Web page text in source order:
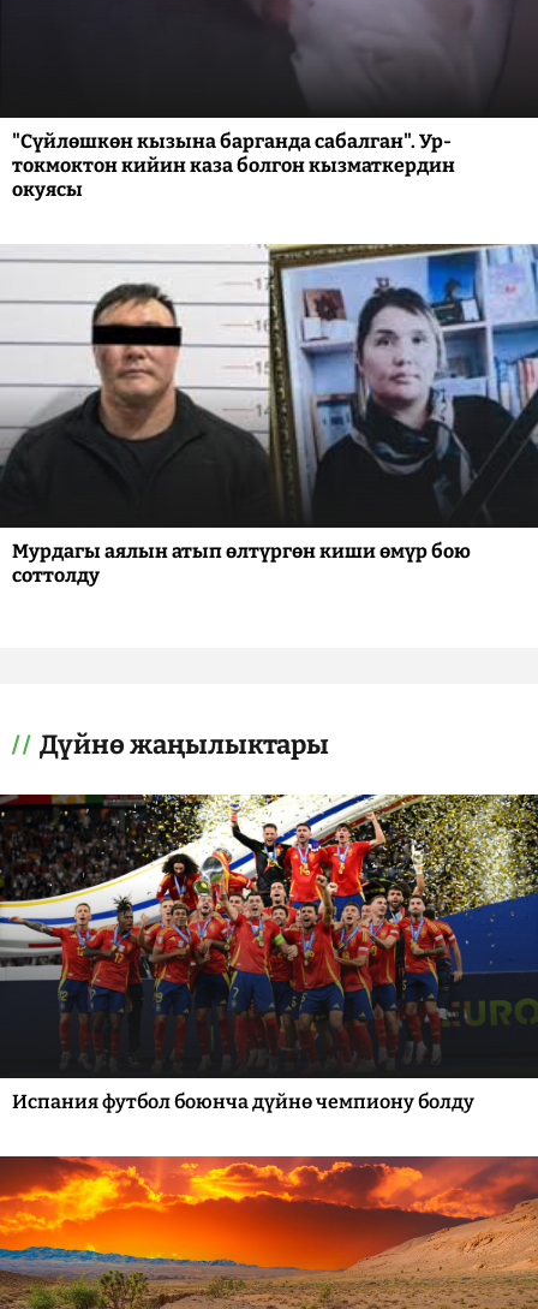
"Сүйлөшкөн кызына барганда сабалган". Ур-
токмоктон кийин каза болгон кызматкердин
окуясы
Мурдагы аялын атып өлтүргөн киши өмүр бою
соттолду
Дүйнө жаңылыктары
Испания футбол боюнча дүйнө чемпиону болду